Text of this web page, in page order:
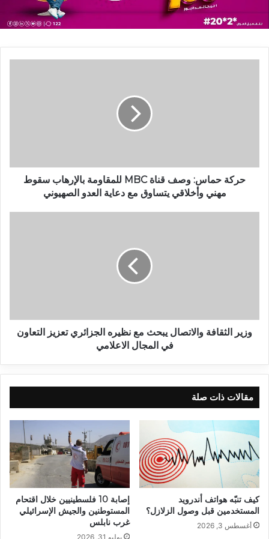
حركة حماس: وصف قناة MBC للمقاومة بالإرهاب سقوط
مهني وأخلاقي يتساوق مع دعاية العدو الصهيوني
وزير الثقافة والاتصال يبحث مع نظيره الجزائري تعزيز التعاون
في المجال الاعلامي
مقالات ذات صلة
كيف تنبّه هواتف أندرويد
المستخدمين قبل وصول الزلازل؟
أغسطس 3, 2026
إصابة 10 فلسطينيين خلال اقتحام
المستوطنين والجيش الإسرائيلي
غرب نابلس
يوليو 31, 2026